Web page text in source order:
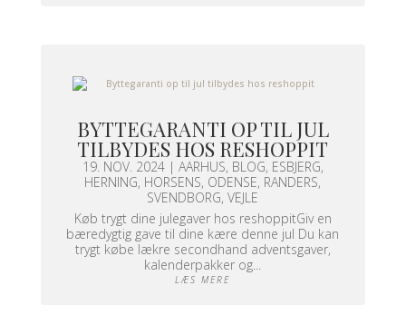
BYTTEGARANTI OP TIL JUL
TILBYDES HOS RESHOPPIT
19. NOV. 2024| AARHUS, BLOG, ESBJERG,
HERNING, HORSENS, ODENSE, RANDERS,
SVENDBORG,VEJLE
Køb trygt dine julegaver hos reshoppitGiv en
bæredygtig gave til dine kære denne jul Du kan
trygt købe lækre secondhand adventsgaver,
kalenderpakker og...
LÆS MERE